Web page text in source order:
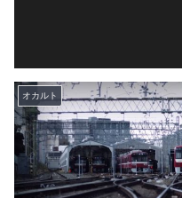
オカルト